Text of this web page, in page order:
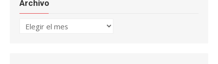
Archivo
Archivo